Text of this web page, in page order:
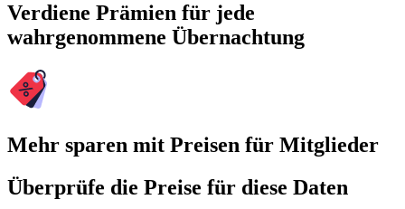
Verdiene Prämien für jede
wahrgenommene Übernachtung
Mehr sparen mit Preisen für Mitglieder
Überprüfe die Preise für diese Daten